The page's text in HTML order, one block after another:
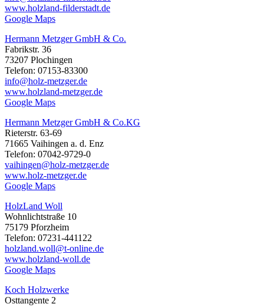
www.holzland-filderstadt.de
Google Maps
Hermann Metzger GmbH & Co.
Fabrikstr. 36
73207 Plochingen
Telefon: 07153-83300
info@holz-metzger.de
www.holzland-metzger.de
Google Maps
Hermann Metzger GmbH & Co.KG
Rieterstr. 63-69
71665 Vaihingen a. d. Enz
Telefon: 07042-9729-0
vaihingen@holz-metzger.de
www.holz-metzger.de
Google Maps
HolzLand Woll
Wohnlichtstraße 10
75179 Pforzheim
Telefon: 07231-441122
holzland.woll@t-online.de
www.holzland-woll.de
Google Maps
Koch Holzwerke
Osttangente 2